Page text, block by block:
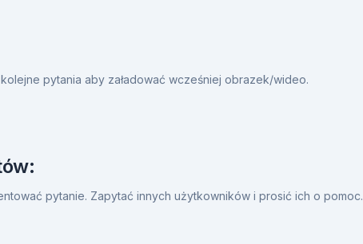
pytania aby załadować wcześniej obrazek/wideo.
pytanie. Zapytać innych użytkowników i prosić ich o pomoc.